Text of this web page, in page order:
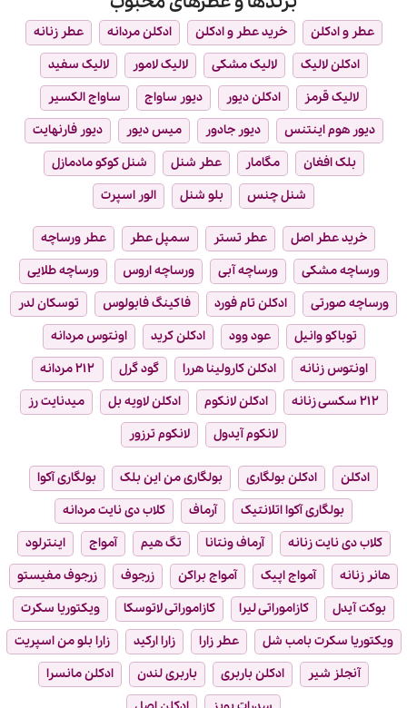
عطر و ادکلن خرید عطر و ادکلن ادکلن مردانه
عطر زنانه
ادکلن لالیک
لالیک مشکی لالیک لامور
لالیک سفید
لالیک قرمز
ادکلن دیور دیور ساواج
ساواج الکسیر
دیور هوم اینتنس
دیور جادور میس دیور
دیور فارنهایت
بلک افغان
مگامار عطر شنل
شنل کوکو مادمازل
شنل چنس
بلو شنل الور اسپرت
خرید عطر اصل عطر تستر سمپل عطر
عطر ورساچه
ورساچه مشکی
ورساچه آبی ورساچه اروس
ورساچه طلایی
ورساچه صورتی
ادکلن تام فورد فاکینگ فابولوس
توسکان لدر
توباکو وانیل
عود وود ادکلن کرید
اونتوس مردانه
اونتوس زنانه
ادکلن کارولینا هررا گود گرل
۲۱۲ مردانه
۲۱۲ سکسی زنانه
ادکلن لانکوم ادکلن لاویه بل
میدنایت رز
لانکوم آیدول
لانکوم ترزور
ادکلن ادکلن بولگاری بولگاری من این بلک
بولگاری آکوا
بولگاری آکوا اتلانتیک
آرماف
کلاب دی نایت مردانه
کلاب دی نایت زنانه
آرماف ونتانا تگ هیم آمواج
اینترلود
هانر زنانه
آمواج اپیک آمواج براکن زرجوف
زرجوف مفیستو
بوکت آیدل
کازاموراتی لیرا کازاموراتی لاتوسکا
ویکتوریا سکرت
ویکتوریا سکرت بامب شل
عطر زارا زارا ارکید
زارا بلو من اسپریت
آنجلز شیر
ادکلن باربری باربری لندن
ادکلن مانسرا